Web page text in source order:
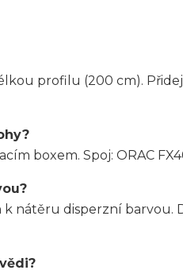
profilu (200 cm).
boxem. Spoj: ORAC
nátěru disperzní barvou.